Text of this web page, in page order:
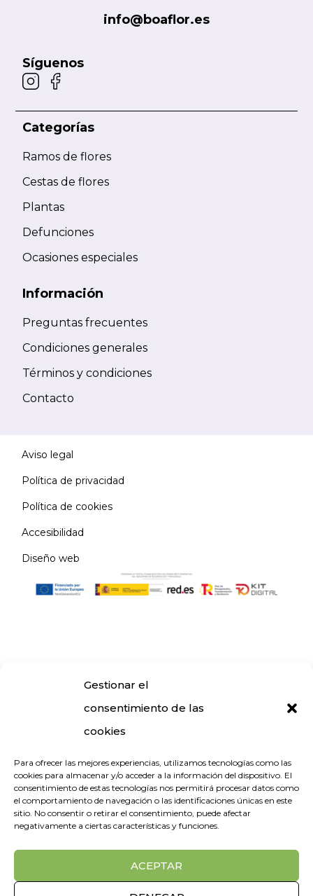
Gestionar el
consentimiento de las
cookies
Para ofrecer las mejores experiencias, utilizamos tecnologías como las
cookies para almacenar y/o acceder a la información del dispositivo. El
consentimiento de estas tecnologías nos permitirá procesar datos como
el comportamiento de navegación o las identificaciones únicas en este
sitio. No consentir o retirar el consentimiento, puede afectar
negativamente a ciertas características y funciones.
ACEPTAR
info@boaflor.es
Síguenos
Categorías
Ramos de flores
Cestas de flores
Plantas
Defunciones
Ocasiones especiales
Información
Preguntas frecuentes
Condiciones generales
Términos y condiciones
Contacto
Aviso legal
Política de privacidad
Política de cookies
Accesibilidad
Diseño web